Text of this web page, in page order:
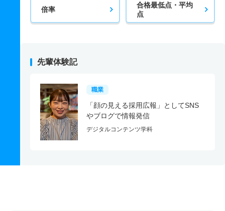
倍率
合格最低点・平均
点
先輩体験記
職業
「顔の見える採用広報」としてSNS
やブログで情報発信
デジタルコンテンツ学科